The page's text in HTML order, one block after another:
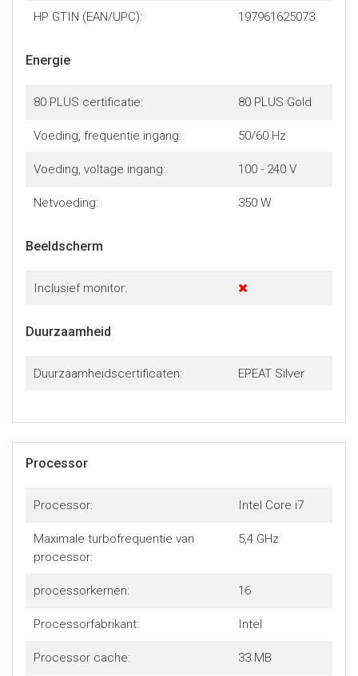
HP GTIN (EAN/UPC): 197961625073
Energie
80 PLUS certificatie: 80 PLUS Gold
Voeding, frequentie ingang: 50/60 Hz
Voeding, voltage ingang: 100 - 240 V
Netvoeding: 350 W
Beeldscherm
Inclusief monitor:
Duurzaamheid
Duurzaamheidscertificaten: EPEAT Silver
Processor
Processor: Intel Core i7
Maximale turbofrequentie van
processor:
5,4 GHz
processorkernen: 16
Processorfabrikant: Intel
Processor cache: 33 MB